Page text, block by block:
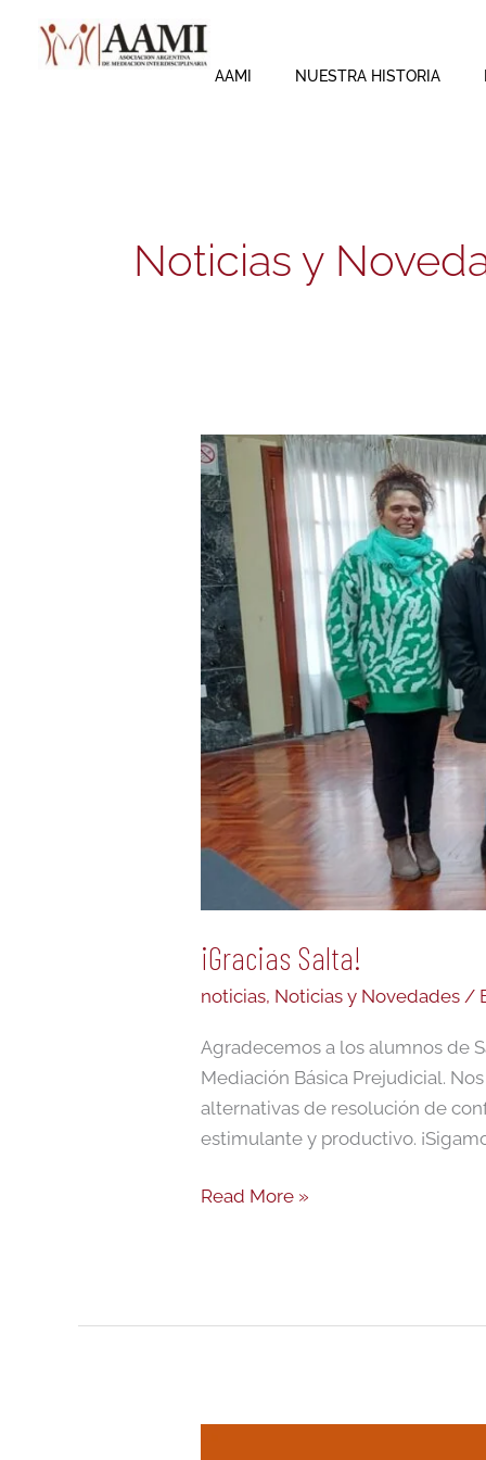
AAMI NUESTRA HISTORIA
Noticias y
¡Gracias Salta!
noticias, Noticias y Novedades /
Agradecemos a los alumnos de
Mediación Básica Prejudicial.
alternativas de resolución de
estimulante y productivo.
¡Gracias
Salta!
Read More »